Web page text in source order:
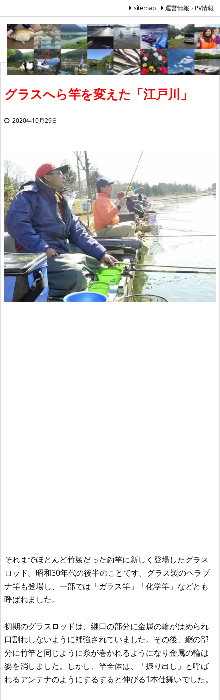
sitemap 運営情報・PV情報
グラスへら竿を変えた「江戸川」
2020年10月29日
それまでほとんど竹製だった釣竿に新しく登場したグラス
ロッド。昭和30年代の後半のことです。グラス製のヘラブ
ナ竿も登場し、一部では「ガラス竿」「化学竿」などとも
呼ばれました。
初期のグラスロッドは、継口の部分に金属の輪がはめられ
口割れしないように補強されていました。その後、継の部
分に竹竿と同じように糸が巻かれるようになり金属の輪は
姿を消しました。しかし、竿全体は、「振り出し」と呼ば
れるアンテナのようにするすると伸びる1本仕舞いでした。